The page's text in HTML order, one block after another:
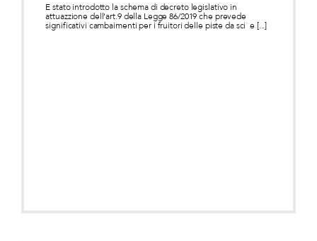
E stato introdotto la schema di decreto legislativo in
attuazzione dell'art.9 della Legge 86/2019 che prevede
significativi cambaimenti per i fruitori delle piste da sci e [...]